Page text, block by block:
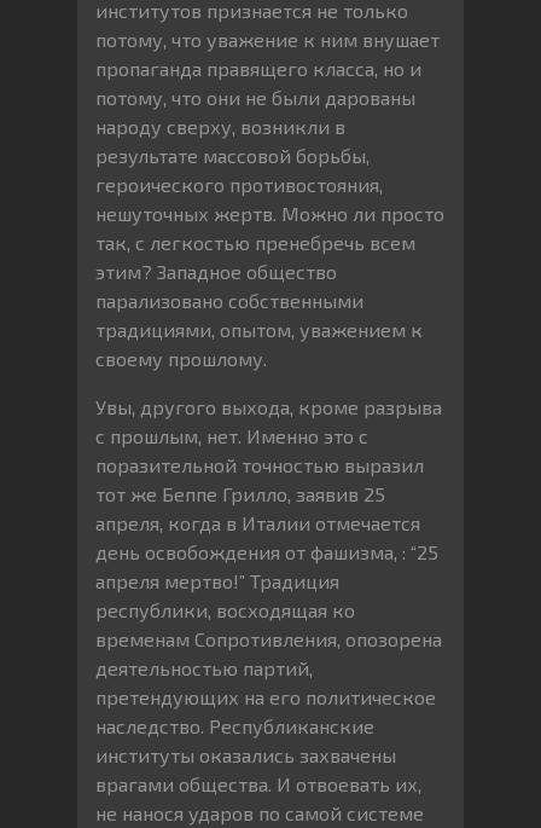
институтов признается не только
потому, что уважение к ним внушает
пропаганда правящего класса, но и
потому, что они не были дарованы
народу сверху, возникли в
результате массовой борьбы,
героического противостояния,
нешуточных жертв. Можно ли просто
так, с легкостью пренебречь всем
этим? Западное общество
парализовано собственными
традициями, опытом, уважением к
своему прошлому.
Увы, другого выхода, кроме разрыва
с прошлым, нет. Именно это с
поразительной точностью выразил
тот же Беппе Грилло, заявив 25
апреля, когда в Италии отмечается
день освобождения от фашизма, : “25
апреля мертво!” Традиция
республики, восходящая ко
временам Сопротивления, опозорена
деятельностью партий,
претендующих на его политическое
наследство. Республиканские
институты оказались захвачены
врагами общества. И отвоевать их,
не нанося ударов по самой системе